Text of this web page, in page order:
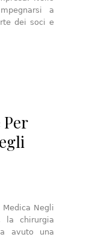
a
dei soci e
Negli
la chirurgia
avuto una